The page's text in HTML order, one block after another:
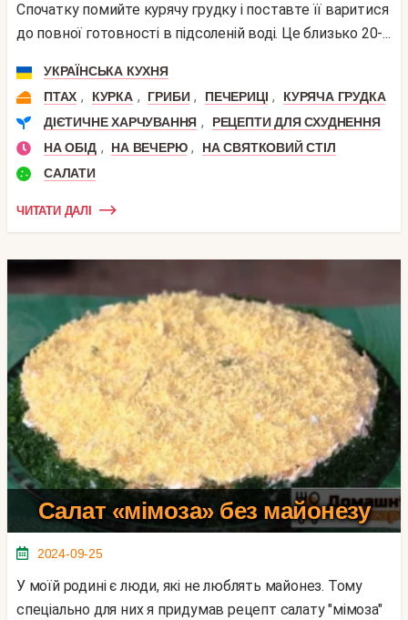
Спочатку помийте курячу грудку і поставте її варитися
до повної готовності в підсоленій воді. Це близько 20-...
УКРАЇНСЬКА КУХНЯ
ПТАХ , КУРКА , ГРИБИ , ПЕЧЕРИЦІ ,
КУРЯЧА ГРУДКА
ДІЄТИЧНЕ ХАРЧУВАННЯ ,
РЕЦЕПТИ ДЛЯ СХУДНЕННЯ
НА ОБІД , НА ВЕЧЕРЮ ,
НА СВЯТКОВИЙ СТІЛ
САЛАТИ
ЧИТАТИ ДАЛІ
Салат «мімоза» без майонезу
2024-09-25
У моїй родині є люди, які не люблять майонез. Тому
спеціально для них я придумав рецепт салату "мімоза"